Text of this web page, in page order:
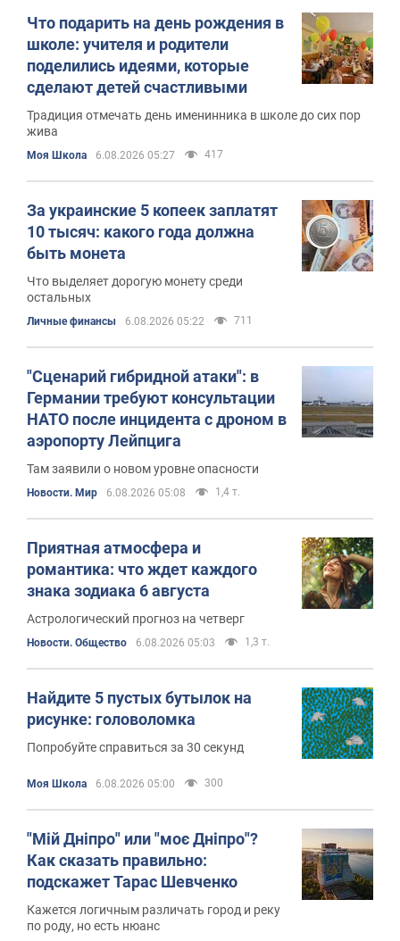
Что подарить на день рождения в
школе: учителя и родители
поделились идеями, которые
сделают детей счастливыми
Традиция отмечать день именинника в школе до сих пор
жива
Моя Школа 6.08.2026 05:27 417
За украинские 5 копеек заплатят
10 тысяч: какого года должна
быть монета
Что выделяет дорогую монету среди
остальных
Личные финансы 6.08.2026 05:22 711
"Сценарий гибридной атаки": в
Германии требуют консультации
НАТО после инцидента с дроном в
аэропорту Лейпцига
Там заявили о новом уровне опасности
Новости. Мир 6.08.2026 05:08 1,4 т.
Приятная атмосфера и
романтика: что ждет каждого
знака зодиака 6 августа
Астрологический прогноз на четверг
Новости. Общество 6.08.2026 05:03 1,3 т.
Найдите 5 пустых бутылок на
рисунке: головоломка
Попробуйте справиться за 30 секунд
Моя Школа 6.08.2026 05:00 300
"Мій Дніпро" или "моє Дніпро"?
Как сказать правильно:
подскажет Тарас Шевченко
Кажется логичным различать город и реку
по роду, но есть нюанс